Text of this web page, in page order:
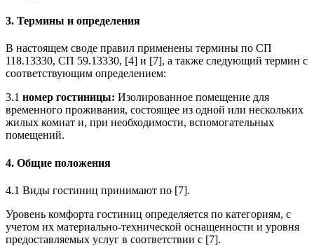
3. Термины и определения
В настоящем своде правил применены термины по СП
118.13330, СП 59.13330, [4] и [7], а также следующий термин с
соответствующим определением:
3.1 номер гостиницы: Изолированное помещение для
временного проживания, состоящее из одной или нескольких
жилых комнат и, при необходимости, вспомогательных
помещений.
4. Общие положения
4.1 Виды гостиниц принимают по [7].
Уровень комфорта гостиниц определяется по категориям, с
учетом их материально-технической оснащенности и уровня
предоставляемых услуг в соответствии с [7].